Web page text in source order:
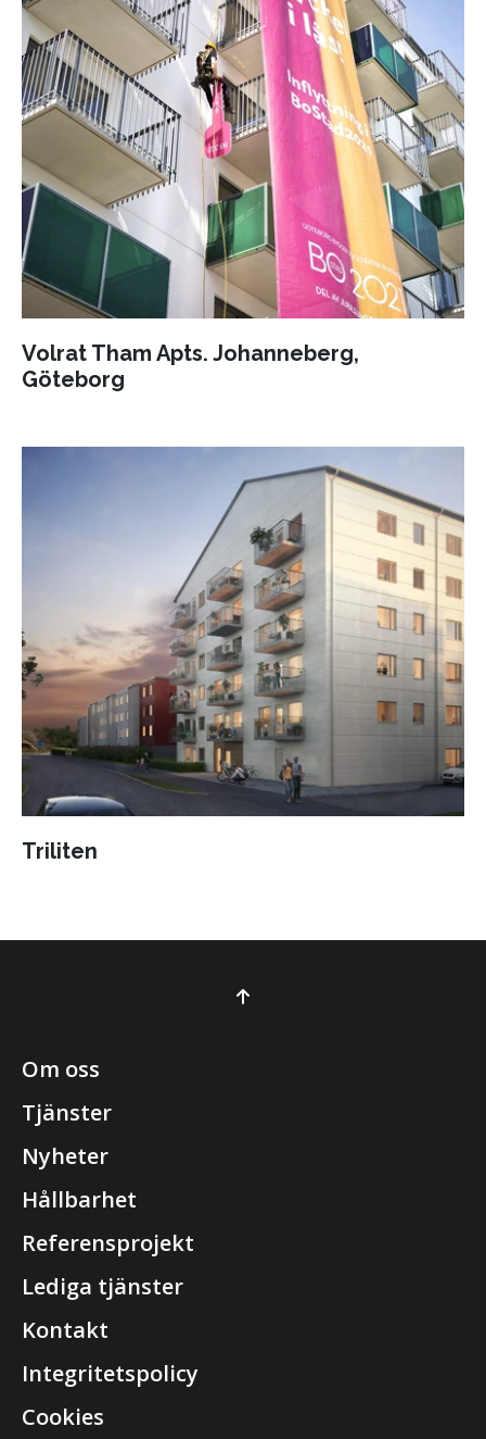
Volrat Tham Apts. Johanneberg,
Göteborg
Triliten
Om oss
Tjänster
Nyheter
Hållbarhet
Referensprojekt
Lediga tjänster
Kontakt
Integritetspolicy
Cookies